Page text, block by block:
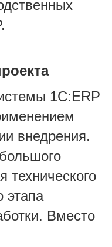
1С:ERP
внедрения.
технического
этапа
Вместо